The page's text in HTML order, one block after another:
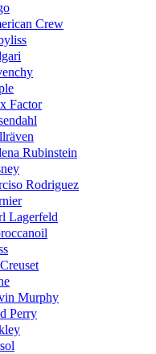
Crew
Factor
Rubinstein
Rodriguez
Lagerfeld
Murphy
Perry